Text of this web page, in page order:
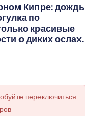
Кипре: дождь
по
красивые
о диких ослах.
переключиться